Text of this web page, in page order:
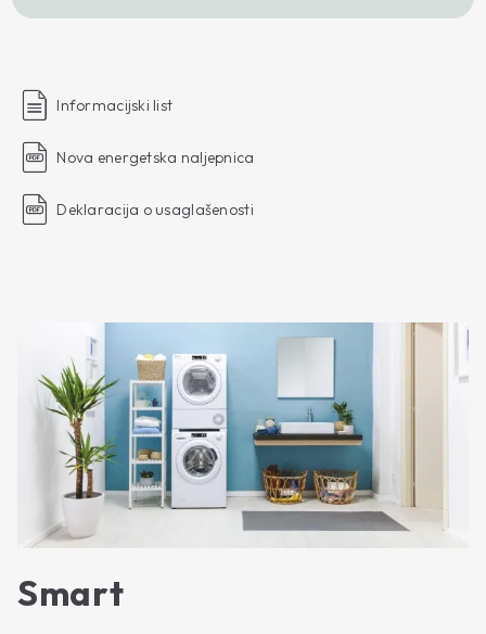
Informacijski list
Nova energetska naljepnica
Deklaracija o usaglašenosti
Smart